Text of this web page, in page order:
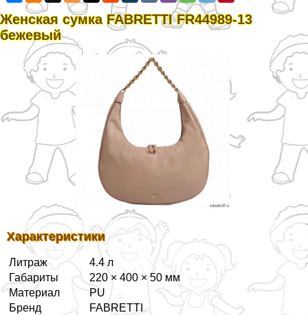
Женская сумка FABRETTI FR44989-13
бежевый
Хаpaктеристики
Литраж
4.4 л
Габариты
220 × 400 × 50 мм
Материал
PU
Бренд
FABRETTI